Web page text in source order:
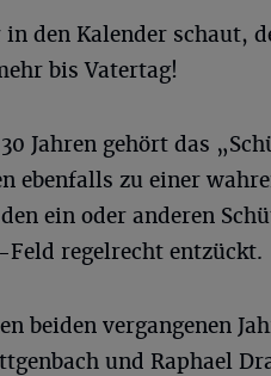
in den Kalender schaut,
bis Vatertag!
Jahren gehört das
ebenfalls zu einer
ein oder anderen
Feld regelrecht entzückt.
beiden vergangenen
und Raphael